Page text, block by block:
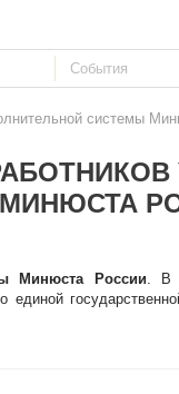
системы
Минюста России. В